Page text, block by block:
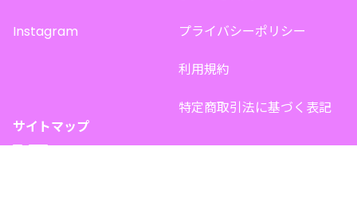
Instagram プライバシーポリシー
利用規約
特定商取引法に基づく表記
サイトマップ